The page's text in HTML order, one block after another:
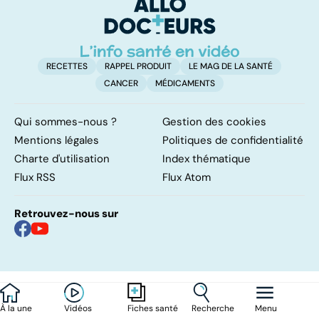
À la une Vidéos Fiches santé Recherche Menu
RECETTES RAPPEL PRODUIT
LE MAG DE LA SANTÉ
CANCER
MÉDICAMENTS
Qui sommes-nous ?
Gestion des cookies
Mentions légales
Politiques de confidentialité
Charte d'utilisation
Index thématique
Flux RSS
Flux Atom
Retrouvez-nous sur